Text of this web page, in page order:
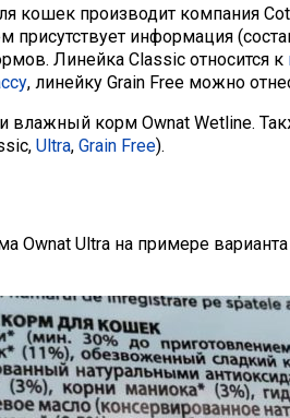
кошек производит компания
присутствует информация
Линейка Classic относится к
, линейку Grain Free можно
влажный корм Ownat Wetline.
Ultra, Grain Free).
Ownat Ultra на примере